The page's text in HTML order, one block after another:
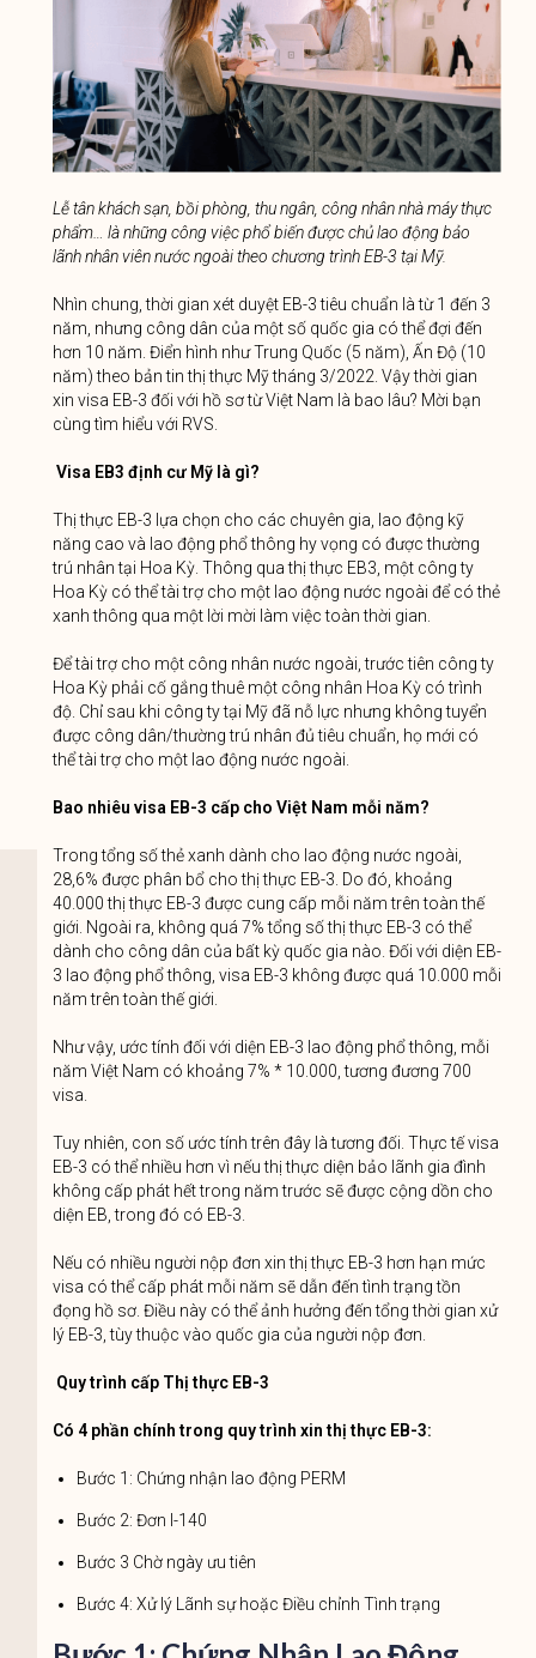
Lễ tân khách sạn, bồi phòng, thu ngân, công nhân nhà máy thực
phẩm… là những công việc phổ biến được chủ lao động bảo
lãnh nhân viên nước ngoài theo chương trình EB-3 tại Mỹ.
Nhìn chung, thời gian xét duyệt EB-3 tiêu chuẩn là từ 1 đến 3
năm, nhưng công dân của một số quốc gia có thể đợi đến
hơn 10 năm. Điển hình như Trung Quốc (5 năm), Ấn Độ (10
năm) theo bản tin thị thực Mỹ tháng 3/2022. Vậy thời gian
xin visa EB-3 đối với hồ sơ từ Việt Nam là bao lâu? Mời bạn
cùng tìm hiểu với RVS.
Visa EB3 định cư Mỹ là gì?
Thị thực EB-3 lựa chọn cho các chuyên gia, lao động kỹ
năng cao và lao động phổ thông hy vọng có được thường
trú nhân tại Hoa Kỳ. Thông qua thị thực EB3, một công ty
Hoa Kỳ có thể tài trợ cho một lao động nước ngoài để có thẻ
xanh thông qua một lời mời làm việc toàn thời gian.
Để tài trợ cho một công nhân nước ngoài, trước tiên công ty
Hoa Kỳ phải cố gắng thuê một công nhân Hoa Kỳ có trình
độ. Chỉ sau khi công ty tại Mỹ đã nỗ lực nhưng không tuyển
được công dân/thường trú nhân đủ tiêu chuẩn, họ mới có
thể tài trợ cho một lao động nước ngoài.
Bao nhiêu visa EB-3 cấp cho Việt Nam mỗi năm?
Trong tổng số thẻ xanh dành cho lao động nước ngoài,
28,6% được phân bổ cho thị thực EB-3. Do đó, khoảng
40.000 thị thực EB-3 được cung cấp mỗi năm trên toàn thế
giới. Ngoài ra, không quá 7% tổng số thị thực EB-3 có thể
dành cho công dân của bất kỳ quốc gia nào. Đối với diện EB-
3 lao động phổ thông, visa EB-3 không được quá 10.000 mỗi
năm trên toàn thế giới.
Như vậy, ước tính đối với diện EB-3 lao động phổ thông, mỗi
năm Việt Nam có khoảng 7% * 10.000, tương đương 700
visa.
Tuy nhiên, con số ước tính trên đây là tương đối. Thực tế visa
EB-3 có thể nhiều hơn vì nếu thị thực diện bảo lãnh gia đình
không cấp phát hết trong năm trước sẽ được cộng dồn cho
diện EB, trong đó có EB-3.
Nếu có nhiều người nộp đơn xin thị thực EB-3 hơn hạn mức
visa có thể cấp phát mỗi năm sẽ dẫn đến tình trạng tồn
đọng hồ sơ. Điều này có thể ảnh hưởng đến tổng thời gian xử
lý EB-3, tùy thuộc vào quốc gia của người nộp đơn.
Quy trình cấp Thị thực EB-3
Có 4 phần chính trong quy trình xin thị thực EB-3:
Bước 1: Chứng nhận lao động PERM
Bước 2: Đơn I-140
Bước 3 Chờ ngày ưu tiên
Bước 4: Xử lý Lãnh sự hoặc Điều chỉnh Tình trạng